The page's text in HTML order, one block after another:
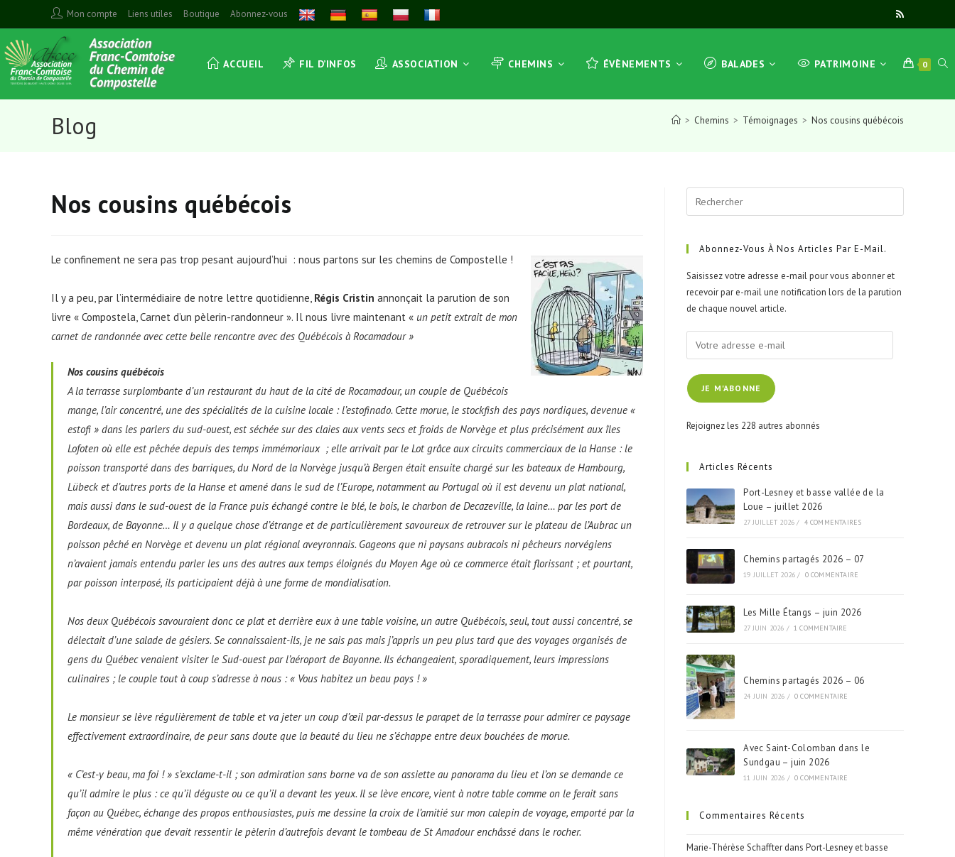
to
content
Mon compte Liens utiles Boutique Abonnez-vous
ACCUEIL FIL D’INFOS ASSOCIATION CHEMINS ÉVÈNEMENTS BALADES PATRIMOINE 0
Blog > Chemins > Témoignages > Nos cousins québécois
Nos cousins québécois
Le confinement ne sera pas trop pesant aujourd’hui : nous partons sur les chemins de Compostelle !
Il y a peu, par l’intermédiaire de notre lettre quotidienne, Régis Cristin annonçait la parution de son
livre « Compostela, Carnet d’un pèlerin-randonneur ». Il nous livre maintenant « un petit extrait de mon
carnet de randonnée avec cette belle rencontre avec des Québécois à Rocamadour »
Nos cousins québécois
A la terrasse surplombante d’un restaurant du haut de la cité de Rocamadour, un couple de Québécois
mange, l’air concentré, une des spécialités de la cuisine locale : l’estofinado. Cette morue, le stockfish des pays nordiques, devenue «
estofi » dans les parlers du sud-ouest, est séchée sur des claies aux vents secs et froids de Norvège et plus précisément aux îles
Lofoten où elle est pêchée depuis des temps immémoriaux ; elle arrivait par le Lot grâce aux circuits commerciaux de la Hanse : le
poisson transporté dans des barriques, du Nord de la Norvège jusqu’à Bergen était ensuite chargé sur les bateaux de Hambourg,
Lübeck et d’autres ports de la Hanse et amené dans le sud de l’Europe, notamment au Portugal où il est devenu un plat national,
mais aussi dans le sud-ouest de la France puis échangé contre le blé, le bois, le charbon de Decazeville, la laine… par les port de
Bordeaux, de Bayonne… Il y a quelque chose d’étrange et de particulièrement savoureux de retrouver sur le plateau de l’Aubrac un
poisson pêché en Norvège et devenu un plat régional aveyronnais. Gageons que ni paysans aubracois ni pêcheurs norvégiens
n’avaient jamais entendu parler les uns des autres aux temps éloignés du Moyen Age où ce commerce était florissant ; et pourtant,
par poisson interposé, ils participaient déjà à une forme de mondialisation.
Nos deux Québécois savouraient donc ce plat et derrière eux à une table voisine, un autre Québécois, seul, tout aussi concentré, se
délectait d’une salade de gésiers. Se connaissaient-ils, je ne sais pas mais j’appris un peu plus tard que des voyages organisés de
gens du Québec venaient visiter le Sud-ouest par l’aéroport de Bayonne. Ils échangeaient, sporadiquement, leurs impressions
culinaires ; le couple tout à coup s’adresse à nous : « Vous habitez un beau pays ! »
Le monsieur se lève régulièrement de table et va jeter un coup d’œil par-dessus le parapet de la terrasse pour admirer ce paysage
effectivement extraordinaire, de peur sans doute que la beauté du lieu ne s’échappe entre deux bouchées de morue.
« C’est-y beau, ma foi ! » s’exclame-t-il ; son admiration sans borne va de son assiette au panorama du lieu et l’on se demande ce
qu’il admire le plus : ce qu’il déguste ou ce qu’il a devant les yeux. Il se lève encore, vient à notre table comme on le ferait sans
façon au Québec, échange des propos enthousiastes, puis me dessine la croix de l’amitié sur mon calepin de voyage, emporté par la
même vénération que devait ressentir le pèlerin d’autrefois devant le tombeau de St Amadour enchâssé dans le rocher.
Escape
Abonnez-Vous À Nos Articles Par E-Mail.
Saisissez votre adresse e-mail pour vous abonner et
recevoir par e-mail une notification lors de la parution
de chaque nouvel article.
Votre
adresse
e-
mailJE M'ABONNE
Rejoignez les 228 autres abonnés
Articles Récents
Port-Lesney et basse vallée de la
Loue – juillet 2026
27 JUILLET 2026 / 4 COMMENTAIRES
Chemins partagés 2026 – 07
19 JUILLET 2026 / 0 COMMENTAIRE
Les Mille Étangs – juin 2026
27 JUIN 2026 / 1 COMMENTAIRE
Chemins partagés 2026 – 06
24 JUIN 2026 / 0 COMMENTAIRE
Avec Saint-Colomban dans le
Sundgau – juin 2026
11 JUIN 2026 / 0 COMMENTAIRE
Commentaires Récents
Marie-Thérèse Schaffter dans Port-Lesney et basse